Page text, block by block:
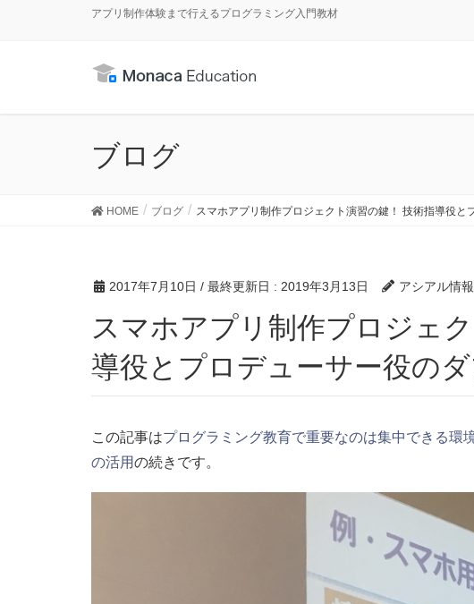
アプリ制作体験まで行えるプログラミング入門教材
ブログ
HOME ブログ スマホアプリ制作プロジェクト演習の鍵！ 技術指導役と
2017年7月10日 / 最終更新日 : 2019年3月13日 アシアル情
スマホアプリ制作プロジェクト演習の鍵！ 技術指
導役とプロデューサー役の
この記事はプログラミング教育で重要なのは集中できる環
の活用の続きです。